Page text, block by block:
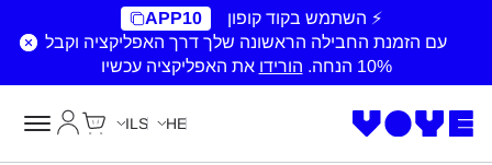
⚡ השתמש בקוד קופון
APP10
עם הזמנת החבילה הראשונה שלך דרך האפליקציה וקבל
10% הנחה.
הורידו את האפליקציה עכשיו
HE
ILS